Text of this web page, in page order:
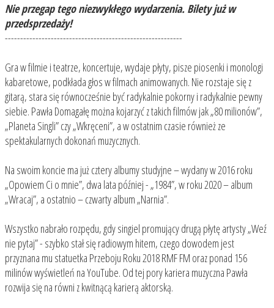
Nie przegap tego niezwykłego wydarzenia. Bilety już w
przedsprzedaży!
----------------------------------------------------------
Gra w filmie i teatrze, koncertuje, wydaje płyty, pisze piosenki i monologi
kabaretowe, podkłada głos w filmach animowanych. Nie rozstaje się z
gitarą, stara się równocześnie być radykalnie pokorny i radykalnie pewny
siebie. Pawła Domagałę można kojarzyć z takich filmów jak „80 milionów”,
„Planeta Singli” czy „Wkręceni”, a w ostatnim czasie również ze
spektakularnych dokonań muzycznych.
Na swoim koncie ma już cztery albumy studyjne – wydany w 2016 roku
„Opowiem Ci o mnie”, dwa lata później - „1984”, w roku 2020 – album
„Wracaj”, a ostatnio – czwarty album „Narnia”.
Wszystko nabrało rozpędu, gdy singiel promujący drugą płytę artysty „Weź
nie pytaj” - szybko stał się radiowym hitem, czego dowodem jest
przyznana mu statuetka Przeboju Roku 2018 RMF FM oraz ponad 156
milinów wyświetleń na YouTube. Od tej pory kariera muzyczna Pawła
rozwija się na równi z kwitnącą karierą aktorską.